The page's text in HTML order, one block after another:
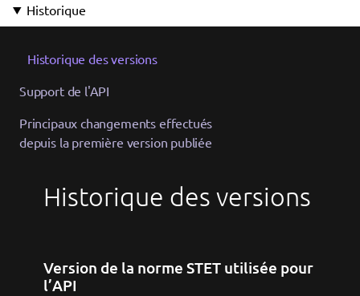
Historique
Historique des versions
Support de l'API
Principaux changements effectués
depuis la première version publiée
Historique des versions
Version de la norme STET utilisée pour
l’API